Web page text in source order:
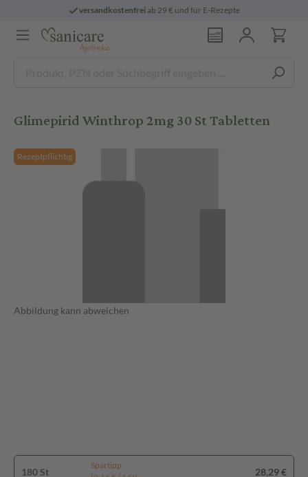
versandkostenfreiab 29 € und für E-Rezepte
Glimepirid Winthrop 2mg 30 St Tabletten
Rezeptpflichtig
Abbildung kann abweichen
180 St
Spartipp
28,29 €